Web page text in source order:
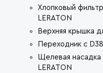
Хлопковый
LERATON
Верхняя крышка
Переходник с
Щелевая
LERATON